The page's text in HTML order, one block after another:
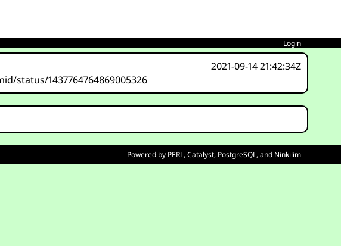
Login
2021-09-14 21:42:34Z
status/1437764764869005326
Powered by PERL,Catalyst, PostgreSQL, and Ninkilim